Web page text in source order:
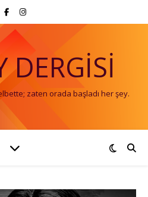
DERGISI
zaten orada başladı her şey.